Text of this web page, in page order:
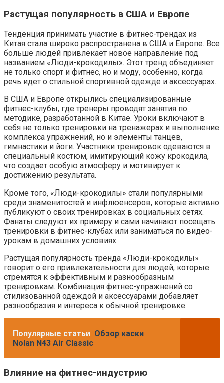
Растущая популярность в США и Европе
Тенденция принимать участие в фитнес-трендах из
Китая стала широко распространена в США и Европе. Все
больше людей привлекает новое направление под
названием «Люди-крокодилы». Этот тренд объединяет
не только спорт и фитнес, но и моду, особенно, когда
речь идет о стильной спортивной одежде и аксессуарах.
В США и Европе открылись специализированные
фитнес-клубы, где тренеры проводят занятия по
методике, разработанной в Китае. Уроки включают в
себя не только тренировки на тренажерах и выполнение
комплекса упражнений, но и элементы танцев,
гимнастики и йоги. Участники тренировок одеваются в
специальный костюм, имитирующий кожу крокодила,
что создает особую атмосферу и мотивирует к
достижению результата.
Кроме того, «Люди-крокодилы» стали популярными
среди знаменитостей и инфлюенсеров, которые активно
публикуют о своих тренировках в социальных сетях.
Фанаты следуют их примеру и сами начинают посещать
тренировки в фитнес-клубах или заниматься по видео-
урокам в домашних условиях.
Растущая популярность тренда «Люди-крокодилы»
говорит о его привлекательности для людей, которые
стремятся к эффективным и разнообразным
тренировкам. Комбинация фитнес-упражнений со
стилизованной одеждой и аксессуарами добавляет
разнообразия и интереса к обычной тренировке.
Популярные статьи Обзор каски
Nolan N43 Air Classic
Влияние на фитнес-индустрию